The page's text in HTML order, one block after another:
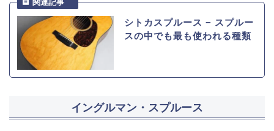
シトカスプルース − スプルー
スの中でも最も使われる種類
イングルマン・スプルース